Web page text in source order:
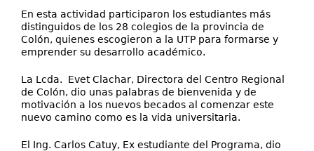
En esta actividad participaron los estudiantes más
distinguidos de los 28 colegios de la provincia de
Colón, quienes escogieron a la UTP para formarse y
emprender su desarrollo académico.
La Lcda. Evet Clachar, Directora del Centro Regional
de Colón, dio unas palabras de bienvenida y de
motivación a los nuevos becados al comenzar este
nuevo camino como es la vida universitaria.
El Ing. Carlos Catuy, Ex estudiante del Programa, dio